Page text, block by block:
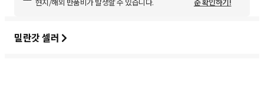
밀란갓 셀러